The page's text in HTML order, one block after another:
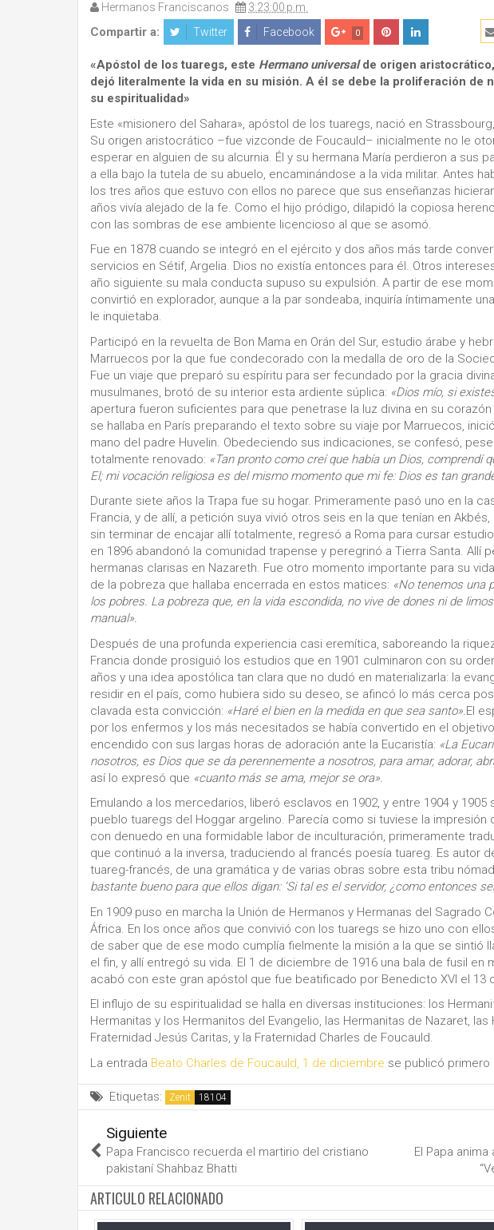
Hermanos Franciscanos 3:23:00 p.m.
Compartir a: Twitter Facebook 0
«Apóstol de los tuaregs, este Hermano universalde origen
dejó literalmente la vida en su misión. A él se debe la proliferación de
su espiritualidad»
Este «misionero del Sahara», apóstol de los tuaregs, nació en
Su origen aristocrático –fue vizconde de Foucauld– inicialmente no le
esperar en alguien de su alcurnia. Él y su hermana María perdieron a sus
a ella bajo la tutela de su abuelo, encaminándose a la vida militar. Antes
los tres años que estuvo con ellos no parece que sus enseñanzas
años vivía alejado de la fe. Como el hijo pródigo, dilapidó la copiosa
con las sombras de ese ambiente licencioso al que se asomó.
Fue en 1878 cuando se integró en el ejército y dos años más tarde
servicios en Sétif, Argelia. Dios no existía entonces para él. Otros
año siguiente su mala conducta supuso su expulsión. A partir de ese
convirtió en explorador, aunque a la par sondeaba, inquiría íntimamente
le inquietaba.
Participó en la revuelta de Bon Mama en Orán del Sur, estudio árabe y
Marruecos por la que fue condecorado con la medalla de oro de la
Fue un viaje que preparó su espíritu para ser fecundado por la gracia
musulmanes, brotó de su interior esta ardiente súplica: «Dios mío, si
apertura fueron suficientes para que penetrase la luz divina en su
se hallaba en París preparando el texto sobre su viaje por Marruecos,
mano del padre Huvelin. Obedeciendo sus indicaciones, se confesó,
totalmente renovado: «Tan pronto como creí que había un Dios, comprendí
El; mi vocación religiosa es del mismo momento que mi fe: Dios es tan
Durante siete años la Trapa fue su hogar. Primeramente pasó uno en la
Francia, y de allí, a petición suya vivió otros seis en la que tenían en
sin terminar de encajar allí totalmente, regresó a Roma para cursar
en 1896 abandonó la comunidad trapense y peregrinó a Tierra Santa. Allí
hermanas clarisas en Nazareth. Fue otro momento importante para su
de la pobreza que hallaba encerrada en estos matices: «No tenemos una
los pobres. La pobreza que, en la vida escondida, no vive de dones ni de
manual».
Después de una profunda experiencia casi eremítica, saboreando la
Francia donde prosiguió los estudios que en 1901 culminaron con su
años y una idea apostólica tan clara que no dudó en materializarla: la
residir en el país, como hubiera sido su deseo, se afincó lo más cerca
clavada esta convicción: «Haré el bien en la medida en que sea santo». El
por los enfermos y los más necesitados se había convertido en el
encendido con sus largas horas de adoración ante la Eucaristía: «La
nosotros, es Dios que se da perennemente a nosotros, para amar, adorar,
así lo expresó que «cuanto más se ama, mejor se ora».
Emulando a los mercedarios, liberó esclavos en 1902, y entre 1904 y
pueblo tuaregs del Hoggar argelino. Parecía como si tuviese la impresión
con denuedo en una formidable labor de inculturación, primeramente
que continuó a la inversa, traduciendo al francés poesía tuareg. Es autor
tuareg-francés, de una gramática y de varias obras sobre esta tribu
bastante bueno para que ellos digan: ‘Si tal es el servidor, ¿como entonces
En 1909 puso en marcha la Unión de Hermanos y Hermanas del Sagrado
África. En los once años que convivió con los tuaregs se hizo uno con
de saber que de ese modo cumplía fielmente la misión a la que se sintió
el fin, y allí entregó su vida. El 1 de diciembre de 1916 una bala de fusil
acabó con este gran apóstol que fue beatificado por Benedicto XVI el 13
El influjo de su espiritualidad se halla en diversas instituciones: los
Hermanitas y los Hermanitos del Evangelio, las Hermanitas de Nazaret,
Fraternidad Jesús Caritas, y la Fraternidad Charles de Foucauld.
La entrada Beato Charles de Foucauld, 1 de diciembre se publicó primero
Etiquetas: Zenit
Siguiente
Papa Francisco recuerda el martirio del cristiano
pakistaní Shahbaz Bhatti
El Papa
ARTICULO RELACIONADO